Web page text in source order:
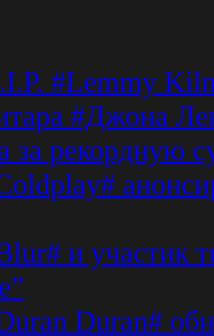
#Lemmy
#Джона
за рекордную
и участик
Duran#